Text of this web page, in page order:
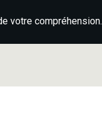
votre compréhension.